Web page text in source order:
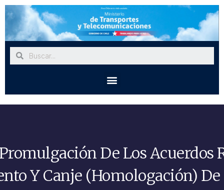
De Los Acuerdos
Y Canje (homologación) De